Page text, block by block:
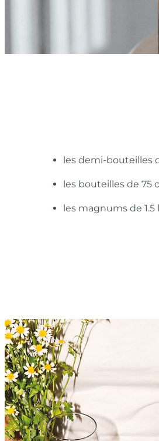
les demi-bouteilles
les bouteilles de 75
les magnums de